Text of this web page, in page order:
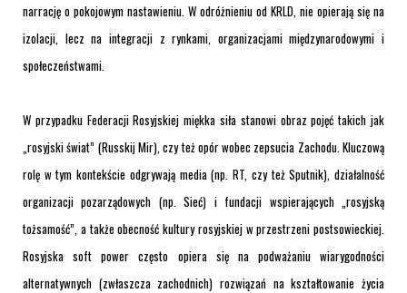
narrację o pokojowym nastawieniu. W odróżnieniu od KRLD, nie opierają się na
izolacji, lecz na integracji z rynkami, organizacjami międzynarodowymi i
społeczeństwami.
W przypadku Federacji Rosyjskiej miękka siła stanowi obraz pojęć takich jak
„rosyjski świat” (Russkij Mir), czy też opór wobec zepsucia Zachodu. Kluczową
rolę w tym kontekście odgrywają media (np. RT, czy też Sputnik), działalność
organizacji pozarządowych (np. Sieć) i fundacji wspierających „rosyjską
tożsamość”, a także obecność kultury rosyjskiej w przestrzeni postsowieckiej.
Rosyjska soft power często opiera się na podważaniu wiarygodności
alternatywnych (zwłaszcza zachodnich) rozwiązań na kształtowanie życia